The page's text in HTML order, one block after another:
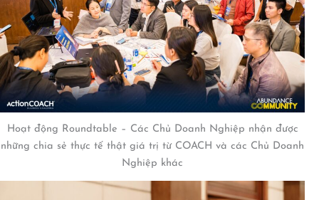
Hoạt động Roundtable – Các Chủ Doanh Nghiệp nhận được
những chia sẻ thực tế thật giá trị từ COACH và các Chủ Doanh
Nghiệp khác